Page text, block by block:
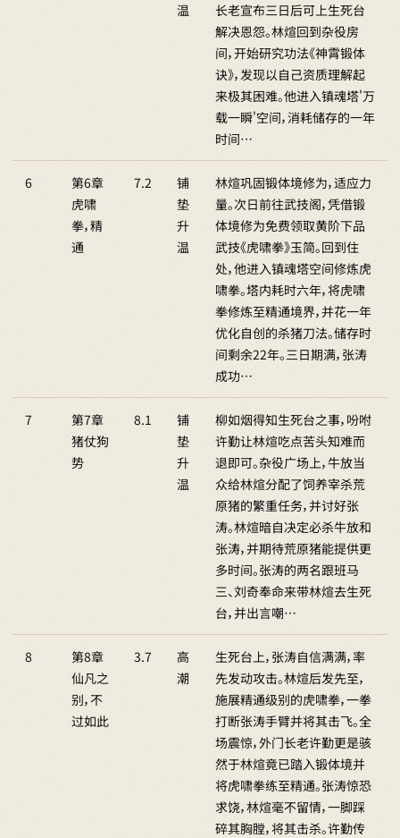
温
长老宣布三日后可上生死台
解决恩怨。林煊回到杂役房
间，开始研究功法《神霄锻体
诀》，发现以自己资质理解起
来极其困难。他进入镇魂塔'万
载一瞬'空间，消耗储存的一年
时间…
6
第6章
虎啸
拳，精
通
7.2
铺
垫
升
温
林煊巩固锻体境修为，适应力
量。次日前往武技阁，凭借锻
体境修为免费领取黄阶下品
武技《虎啸拳》玉简。回到住
处，他进入镇魂塔空间修炼虎
啸拳。塔内耗时六年，将虎啸
拳修炼至精通境界，并花一年
优化自创的杀猪刀法。储存时
间剩余22年。三日期满，张涛
成功…
7
第7章
猪仗狗
势
8.1
铺
垫
升
温
柳如烟得知生死台之事，吩咐
许勤让林煊吃点苦头知难而
退即可。杂役广场上，牛放当
众给林煊分配了饲养宰杀荒
原猪的繁重任务，并讨好张
涛。林煊暗自决定必杀牛放和
张涛，并期待荒原猪能提供更
多时间。张涛的两名跟班马
三、刘奇奉命来带林煊去生死
台，并出言嘲…
8
第8章
仙凡之
别，不
过如此
3.7
高
潮
生死台上，张涛自信满满，率
先发动攻击。林煊后发先至，
施展精通级别的虎啸拳，一拳
打断张涛手臂并将其击飞。全
场震惊，外门长老许勤更是骇
然于林煊竟已踏入锻体境并
将虎啸拳练至精通。张涛惊恐
求饶，林煊毫不留情，一脚踩
碎其胸膛，将其击杀。许勤传